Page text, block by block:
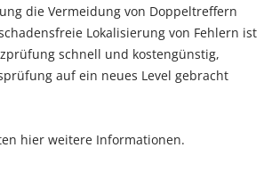
die Vermeidung von Doppeltreffern
Lokalisierung von Fehlern ist
schnell und kostengünstig,
auf ein neues Level gebracht
hier weitere Informationen.